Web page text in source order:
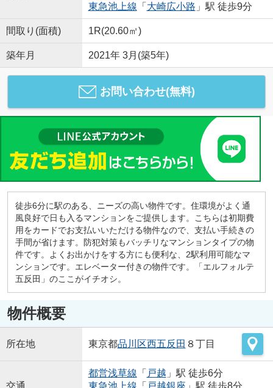
東急池上線 「 大崎広小路 」駅 徒歩9分
間取り(面積) 1R(20.60㎡)
築年月 2021年 3月(築5年)
お問い合わせ(無料)
徒歩6分に駅のある、ニーズの高い物件です。住環境がよく通
風良好で日も入るマンションをご提供します。こちらは初期費
用をカードでお支払いいただける物件なので、支払い手続きの
手間が省けます。防犯対策もバッチリなマンションタイプの物
件です。よくお出かけをする方にも便利な、2駅利用可能なマ
ンションです。エレベーター付きの物件です。「エルフォルテ
五反田」のここがイチオシ。
物件概要
所在地 東京都品川区西五反田 ８丁目
交通
都営浅草線 「 戸越 」駅 徒歩6分
東急池上線 「 戸越銀座 」駅 徒歩8分